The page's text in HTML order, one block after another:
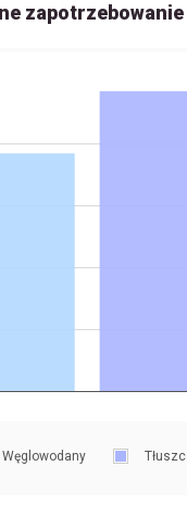
zapotrzebowanie
Węglowodany